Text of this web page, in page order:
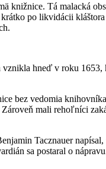
Tá malacká
po likvidácii
hneď v roku
bez vedomia
mali rehoľníci
Tacznauer
sa postaral o